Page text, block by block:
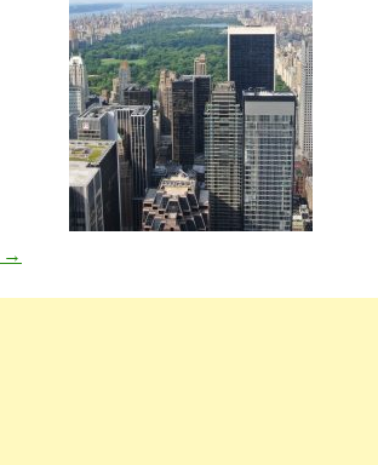
Favoriete foto’s #5
→